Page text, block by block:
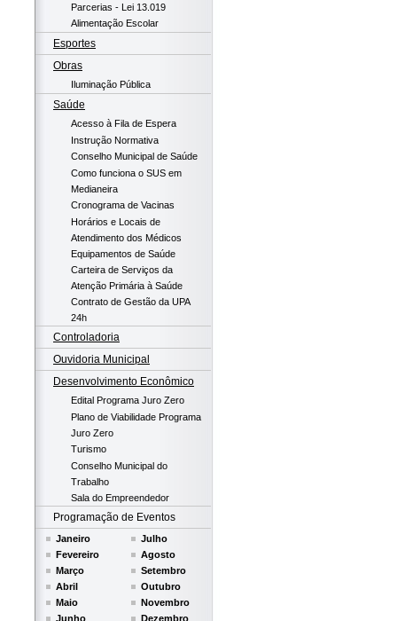
Parcerias - Lei 13.019
Alimentação Escolar
Esportes
Obras
Iluminação Pública
Saúde
Acesso à Fila de Espera
Instrução Normativa
Conselho Municipal de Saúde
Como funciona o SUS em
Medianeira
Cronograma de Vacinas
Horários e Locais de
Atendimento dos Médicos
Equipamentos de Saúde
Carteira de Serviços da
Atenção Primária à Saúde
Contrato de Gestão da UPA
24h
Controladoria
Ouvidoria Municipal
Desenvolvimento Econômico
Edital Programa Juro Zero
Plano de Viabilidade Programa
Juro Zero
Turismo
Conselho Municipal do
Trabalho
Sala do Empreendedor
Programação de Eventos
Janeiro
Fevereiro
Março
Abril
Maio
Junho
Julho
Agosto
Setembro
Outubro
Novembro
Dezembro